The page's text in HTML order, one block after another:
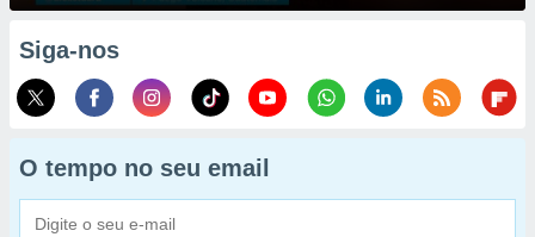
Siga-nos
O tempo no seu email